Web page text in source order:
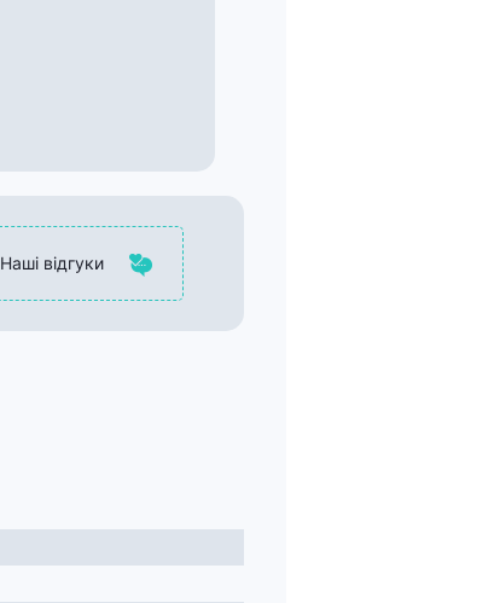
Наші відгуки